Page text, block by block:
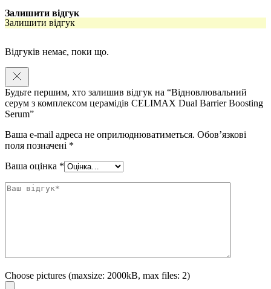
впишеться в базову рутину.
зміцнює гідроліпідний бар’єр і підтримує захисні функції
живить і пом’якшує, зменшуючи відчуття сухості
заспокоює та підвищує комфорт шкіри в щоденному догляді
підходить для сухої та чутливої шкіри, включно зі схильною
Залишити відгук
Залишити відгук
Відгуків немає, поки що.
Будьте першим, хто залишив відгук на “Відновлювальний
серум з комплексом церамідів CELIMAX Dual Barrier Boosting
Serum”
Ваша e-mail адреса не оприлюднюватиметься. Обов’язкові
поля позначені *
Ваша оцінка *
Choose pictures (maxsize: 2000kB, max files: 2)